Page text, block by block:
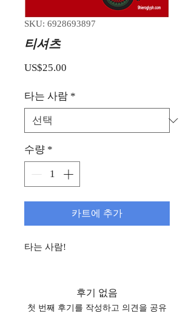
SKU: 6928693897
티셔츠
US$25.00
타는 사람 *
수량 *
카트에 추가
타는 사람!
후기 없음
첫 번째 후기를 작성하고 의견을 공유